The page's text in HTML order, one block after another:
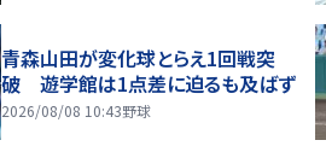
青森山田が変化球とらえ1回戦突
破 遊学館は1点差に迫るも及ばず
2026/08/08 10:43野球